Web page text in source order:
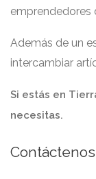
emprendedores
Además de un
intercambiar
Si estás en
necesitas.
Contáctenos